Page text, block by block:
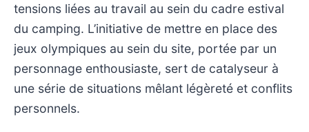
tensions liées au travail au sein du cadre estival
du camping. L’initiative de mettre en place des
jeux olympiques au sein du site, portée par un
personnage enthousiaste, sert de catalyseur à
une série de situations mêlant légèreté et conflits
personnels.